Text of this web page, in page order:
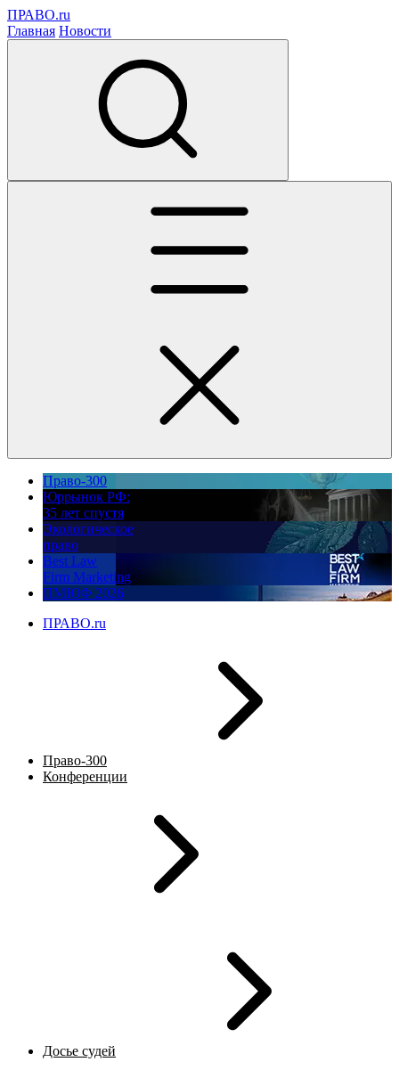
ПРАВО.ru
Главная Новости
Право-300
Юррынок РФ:
35 лет спустя
Экологическое
право
Best Law
Firm Marketing
ПМЮФ 2026
ПРАВО.ru
Право-300
Конференции
Досье судей